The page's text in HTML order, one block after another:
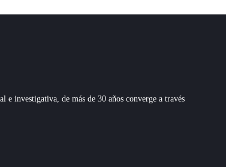
e investigativa, de más de 30 años converge a través